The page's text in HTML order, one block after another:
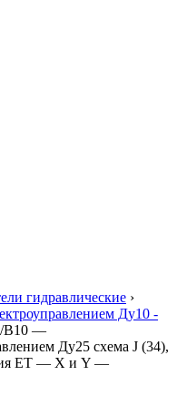
гидравлические ›
Ду10 -
B10 —
Ду25 схема J (34),
ET — X и Y —